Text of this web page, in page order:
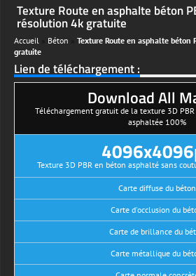
Texture Route en asphalte béton
résolution 4k gratuite
Accueil Béton
Texture Route en asphalte
gratuite
Lien de téléchargement :
Download All
Téléchargement gratuit de la texture 3D
asphaltée 100%
Texture 3D PBR en béton asphalté sans
Carte diffuse du béton
Carte d'occlusion du
Carte de brillance du
Carte métallique du